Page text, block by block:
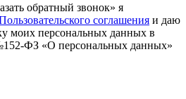
обратный звонок» я
соглашения и даю
моих персональных данных в
ФЗ «О персональных данных»